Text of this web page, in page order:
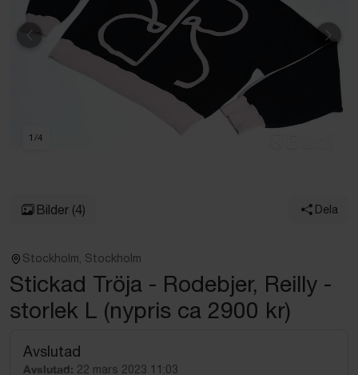
Föregående
1 /4
Bilder (4) Dela
Stockholm, Stockholm
Stickad Tröja - Rodebjer, Reilly -
storlek L (nypris ca 2900 kr)
Avslutad
Avslutad: 22 mars 2023 11:03